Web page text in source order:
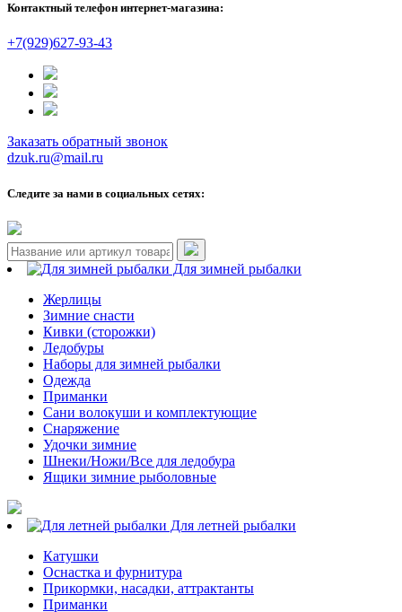
Контактный телефон интернет-магазина:
+7(929)627-93-43
Заказать обратный звонок
dzuk.ru@mail.ru
Следите за нами в социальных сетях:
Для зимней рыбалки
Жерлицы
Зимние снасти
Кивки (сторожки)
Ледобуры
Наборы для зимней рыбалки
Одежда
Приманки
Сани волокуши и комплектующие
Снаряжение
Удочки зимние
Шнеки/Ножи/Все для ледобура
Ящики зимние рыболовные
Для летней рыбалки
Катушки
Оснастка и фурнитура
Прикормки, насадки, аттрактанты
Приманки